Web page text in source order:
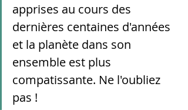
apprises au cours des
dernières centaines d'années
et la planète dans son
ensemble est plus
compatissante. Ne l'oubliez
pas !